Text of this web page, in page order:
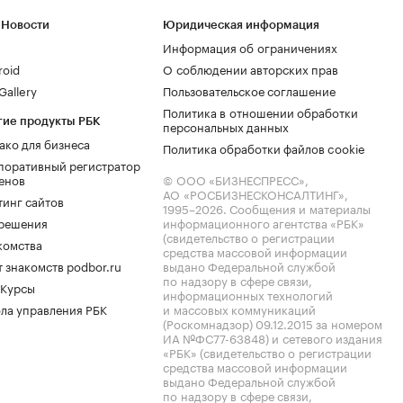
продукты РБК
для бизнеса
регистратор
сайтов
знакомств podbor.ru
управления РБК
Юридическая информация
Информация об ограничениях
О соблюдении авторских прав
Пользовательское соглашение
Политика в отношении обработки
персональных данных
Политика обработки файлов cookie
© ООО «БИЗНЕСПРЕСС»,
АО «РОСБИЗНЕСКОНСАЛТИНГ»,
1995–2026. Сообщения и материалы
информационного агентства «РБК»
(свидетельство о регистрации
средства массовой информации
выдано Федеральной службой
по надзору в сфере связи,
информационных технологий
и массовых коммуникаций
(Роскомнадзор) 09.12.2015 за номером
ИА №ФС77-63848) и сетевого издания
«РБК» (свидетельство о регистрации
средства массовой информации
выдано Федеральной службой
по надзору в сфере связи,